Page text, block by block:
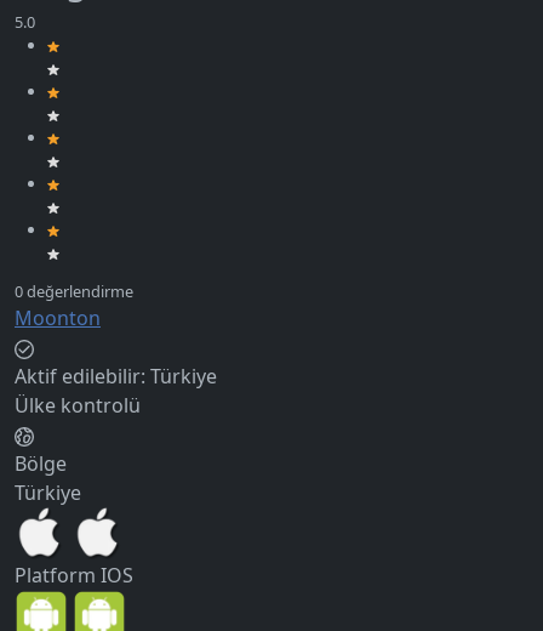
Moonton
Aktif edilebilir: Türkiye
Ülke kontrolü
Bölge
Türkiye
Platform IOS